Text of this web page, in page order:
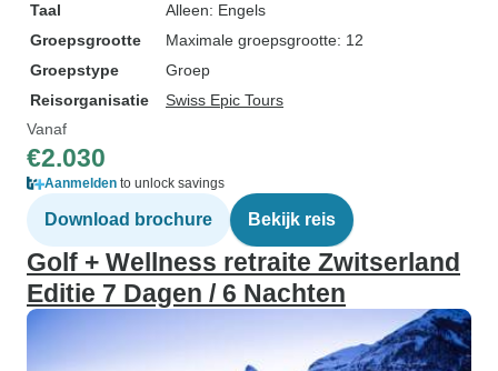
Taal
Alleen: Engels
Groepsgrootte
Maximale groepsgrootte: 12
Groepstype
Groep
Reisorganisatie
Swiss Epic Tours
Vanaf
€2.030
Aanmelden to unlock savings
Download brochure Bekijk reis
Golf + Wellness retraite Zwitserland
Editie 7 Dagen / 6 Nachten